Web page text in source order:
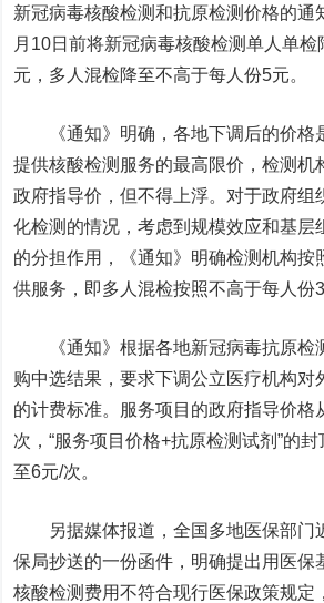
新冠病毒核酸检测和抗原检测价格的通
月10日前将新冠病毒核酸检测单人单
元，多人混检降至不高于每人份5元。
《通知》明确，各地下调后的价格
提供核酸检测服务的最高限价，检测机
政府指导价，但不得上浮。对于政府组
化检测的情况，考虑到规模效应和基层
的分担作用，《通知》明确检测机构按
供服务，即多人混检按照不高于每人份
《通知》根据各地新冠病毒抗原检
购中选结果，要求下调公立医疗机构对
的计费标准。服务项目的政府指导价格
次，“服务项目价格+抗原检测试剂”的
至6元/次。
另据媒体报道，全国多地医保部门
保局抄送的一份函件，明确提出用医保
核酸检测费用不符合现行医保政策规定